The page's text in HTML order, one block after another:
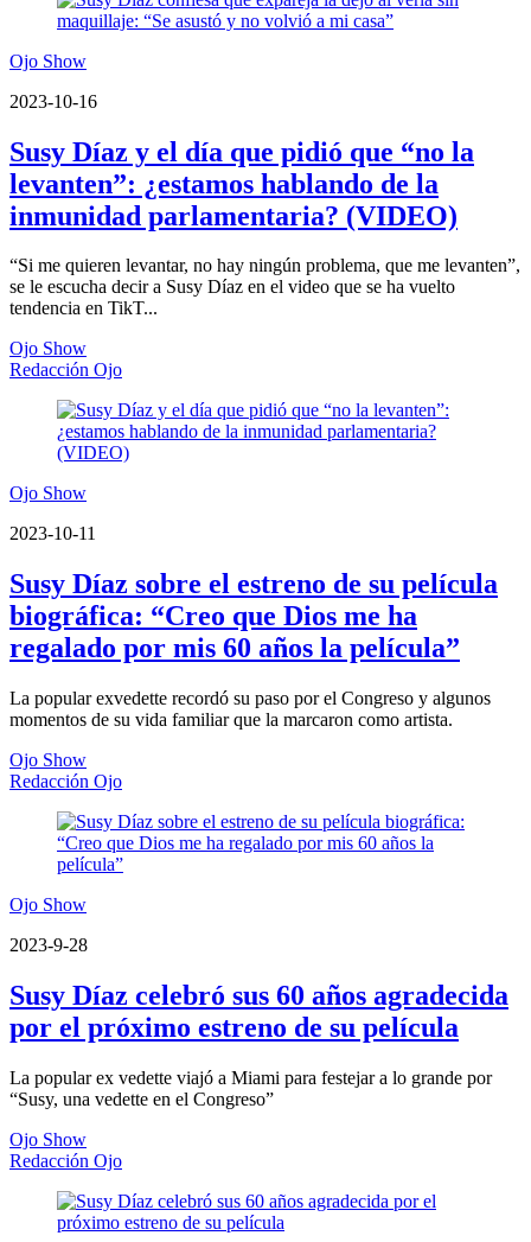
Ojo Show
2023-10-16
Susy Díaz y el día que pidió que “no la
levanten”: ¿estamos hablando de la
inmunidad parlamentaria? (VIDEO)
“Si me quieren levantar, no hay ningún problema, que me levanten”,
se le escucha decir a Susy Díaz en el video que se ha vuelto
tendencia en TikT...
Ojo Show
Redacción Ojo
Ojo Show
2023-10-11
Susy Díaz sobre el estreno de su película
biográfica: “Creo que Dios me ha
regalado por mis 60 años la película”
La popular exvedette recordó su paso por el Congreso y algunos
momentos de su vida familiar que la marcaron como artista.
Ojo Show
Redacción Ojo
Ojo Show
2023-9-28
Susy Díaz celebró sus 60 años agradecida
por el próximo estreno de su película
La popular ex vedette viajó a Miami para festejar a lo grande por
“Susy, una vedette en el Congreso”
Ojo Show
Redacción Ojo